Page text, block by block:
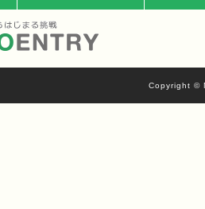
Copyright ©